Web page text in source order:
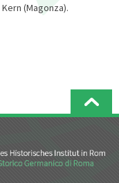
(Magonza).